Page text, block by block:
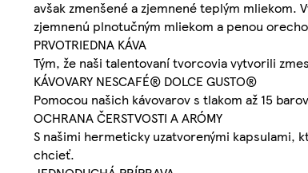
avšak zmenšené a zjemnené teplým mliekom.
zjemnenú plnotučným mliekom a penou
PRVOTRIEDNA KÁVA
Tým, že naši talentovaní tvorcovia vytvorili
KÁVOVARY NESCAFÉ® DOLCE GUSTO®
Pomocou našich kávovarov s tlakom až 15
OCHRANA ČERSTVOSTI A ARÓMY
S našimi hermeticky uzatvorenými kapsulami,
chcieť.